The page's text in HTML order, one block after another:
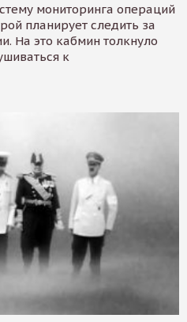
мониторинга операций
планирует следить за
На это кабмин толкнуло
к